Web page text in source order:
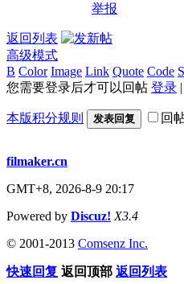
举报
返回列表
高级模式
B Color Image Link Quote Code
您需要登录后才可以回帖 登录 |
本版积分规则 发表回复 回
filmaker.cn
GMT+8, 2026-8-9 20:17
Powered by Discuz! X3.4
© 2001-2013 Comsenz Inc.
快速回复 返回顶部 返回列表